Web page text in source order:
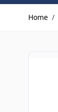
Home /